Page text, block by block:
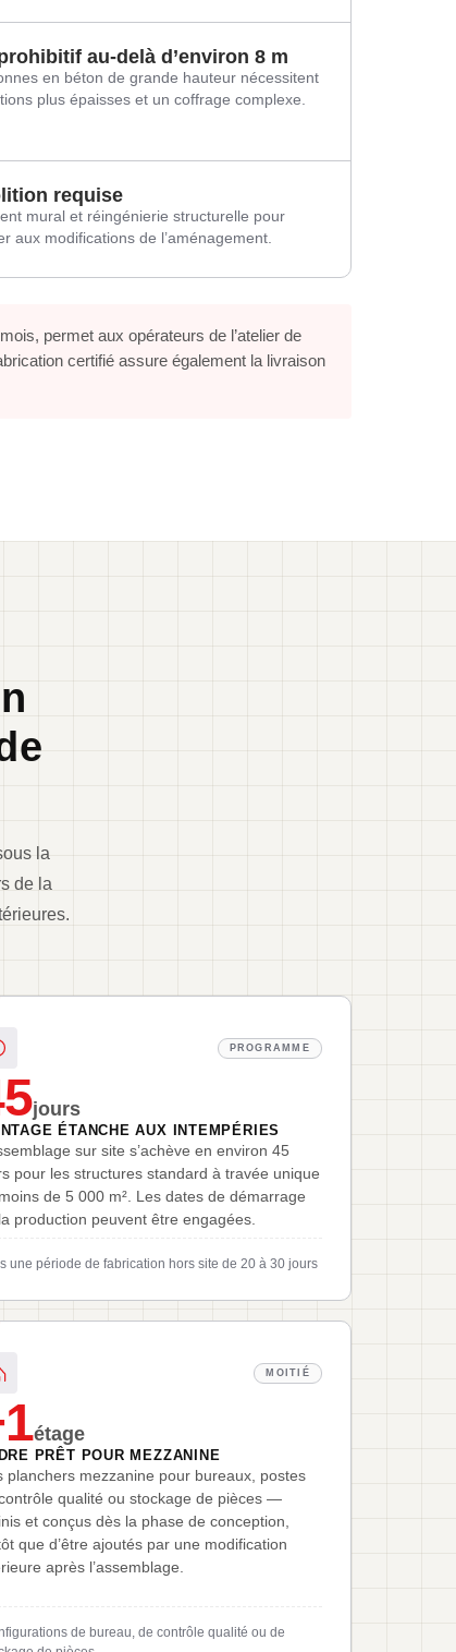
au-delà d’environ 8 m
en béton de grande hauteur nécessitent
plus épaisses et un coffrage complexe.
requise
mural et réingénierie structurelle pour
aux modifications de l’aménagement.
permet aux opérateurs de l’atelier de
certifié assure également la livraison
la
de la
PROGRAMME
jours
ÉTANCHE AUX INTEMPÉRIES
sur site s’achève en environ 45
pour les structures standard à travée unique
de 5 000 m². Les dates de démarrage
production peuvent être engagées.
une période de fabrication hors site de 20 à 30 jours
MOITIÉ
étage
PRÊT POUR MEZZANINE
planchers mezzanine pour bureaux, postes
qualité ou stockage de pièces —
et conçus dès la phase de conception,
que d’être ajoutés par une modification
après l’assemblage.
de bureau, de contrôle qualité ou de